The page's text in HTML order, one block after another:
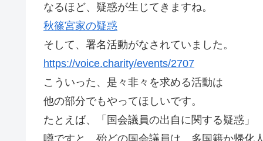
なるほど、疑惑が生じてきますね。
秋篠宮家の疑惑
そして、署名活動がなされていました。
https://voice.charity/events/2707
こういった、是々非々を求める活動は
他の部分でもやってほしいです。
たとえば、「国会議員の出自に関する疑惑」
噂ですと、殆どの国会議員は、多国籍か帰化